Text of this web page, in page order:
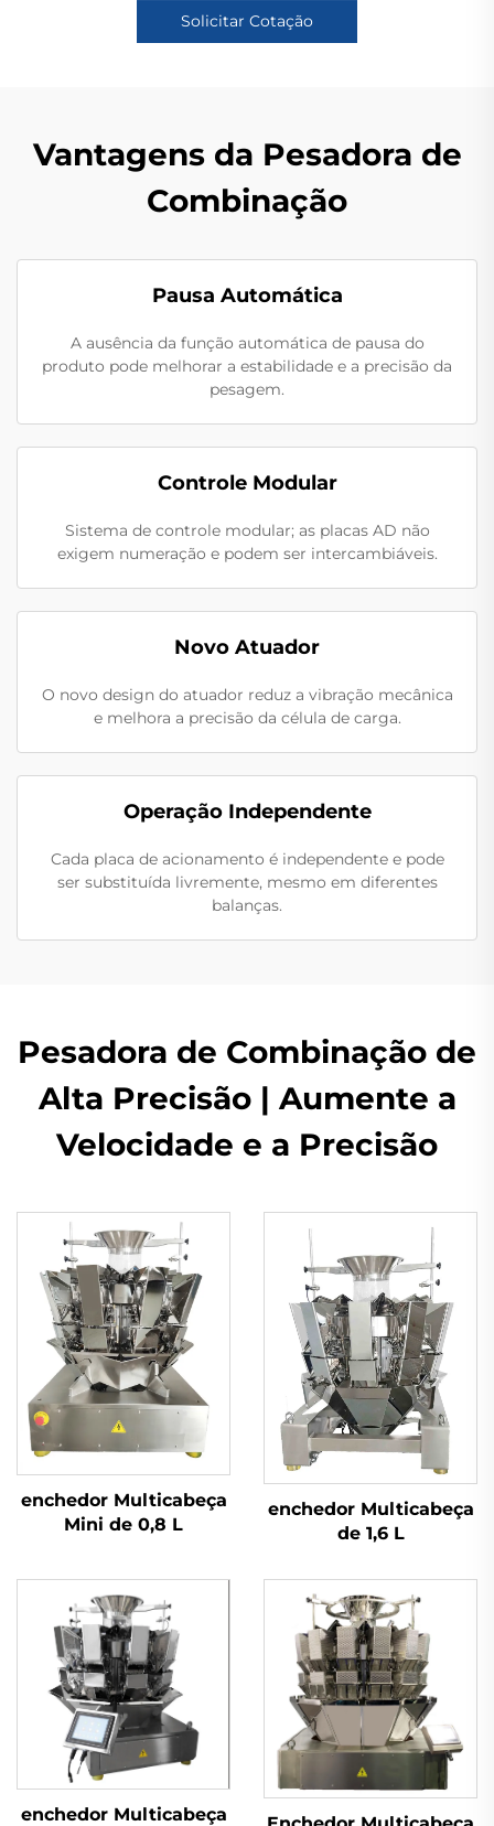
Solicitar Cotação
Vantagens da Pesadora de
Combinação
Pausa Automática
A ausência da função automática de pausa do
produto pode melhorar a estabilidade e a precisão da
pesagem.
Controle Modular
Sistema de controle modular; as placas AD não
exigem numeração e podem ser intercambiáveis.
Novo Atuador
O novo design do atuador reduz a vibração mecânica
e melhora a precisão da célula de carga.
Operação Independente
Cada placa de acionamento é independente e pode
ser substituída livremente, mesmo em diferentes
balanças.
Pesadora de Combinação de
Alta Precisão | Aumente a
Velocidade e a Precisão
enchedor Multicabeça
Mini de 0,8 L
enchedor Multicabeça
de 1,6 L
enchedor Multicabeça